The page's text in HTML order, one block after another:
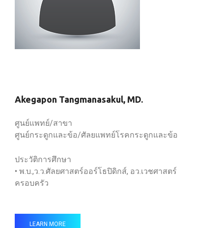
Akegapon Tangmanasakul, MD.
ศูนย์แพทย์/สาขา
ศูนย์กระดูกและข้อ/ศัลยแพทย์โรคกระดูกและข้อ
ประวัติการศึกษา
• พ.บ.,ว.ว.ศัลยศาสตร์ออร์โธปิดิกส์, อว.เวชศาสตร์
ครอบครัว
LEARN MORE